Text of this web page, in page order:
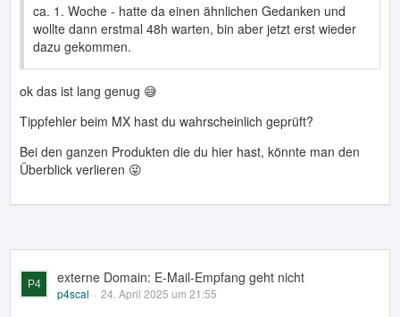
ca. 1. Woche - hatte da einen ähnlichen Gedanken und
wollte dann erstmal 48h warten, bin aber jetzt erst wieder
dazu gekommen.
ok das ist lang genug 😅
Tippfehler beim MX hast du wahrscheinlich geprüft?
Bei den ganzen Produkten die du hier hast, könnte man den
Überblick verlieren 😜
externe Domain: E-Mail-Empfang geht nicht
p4scal 24. April 2025 um 21:55